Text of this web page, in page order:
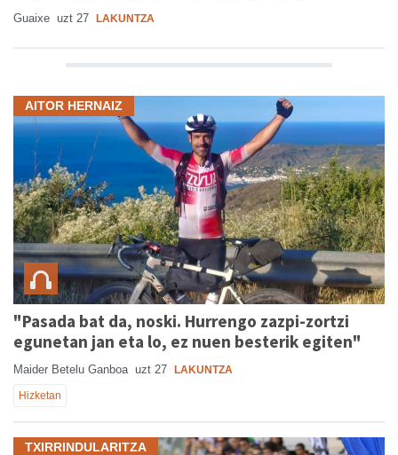
Guaixe uzt 27 LAKUNTZA
AITOR HERNAIZ
"Pasada bat da, noski. Hurrengo zazpi-zortzi
egunetan jan eta lo, ez nuen besterik egiten"
Maider Betelu Ganboa uzt 27 LAKUNTZA
Hizketan
TXIRRINDULARITZA